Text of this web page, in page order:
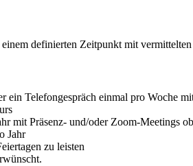
definierten Zeitpunkt mit
ein Telefongespräch einmal pro Woche
mit Präsenz- und/oder Zoom-Meetings
Jahr
zu leisten